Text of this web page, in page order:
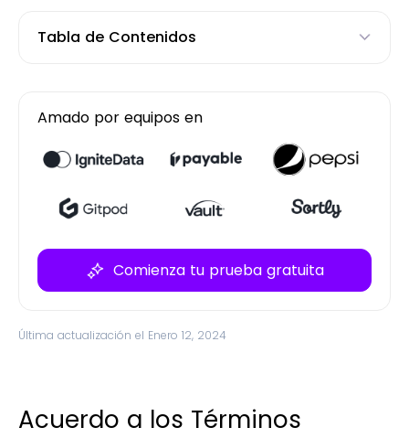
Última actualización el Enero 12, 2024
Acuerdo a los Términos
Tabla de Contenidos
Amado por equipos en
Comienza tu prueba gratuita